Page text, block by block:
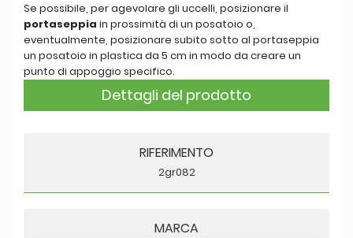
Se possibile, per agevolare gli uccelli, posizionare il
portaseppia in prossimità di un posatoio o,
eventualmente, posizionare subito sotto al portaseppia
un posatoio in plastica da 5 cm in modo da creare un
punto di appoggio specifico.
Dettagli del prodotto
RIFERIMENTO
2gr082
MARCA